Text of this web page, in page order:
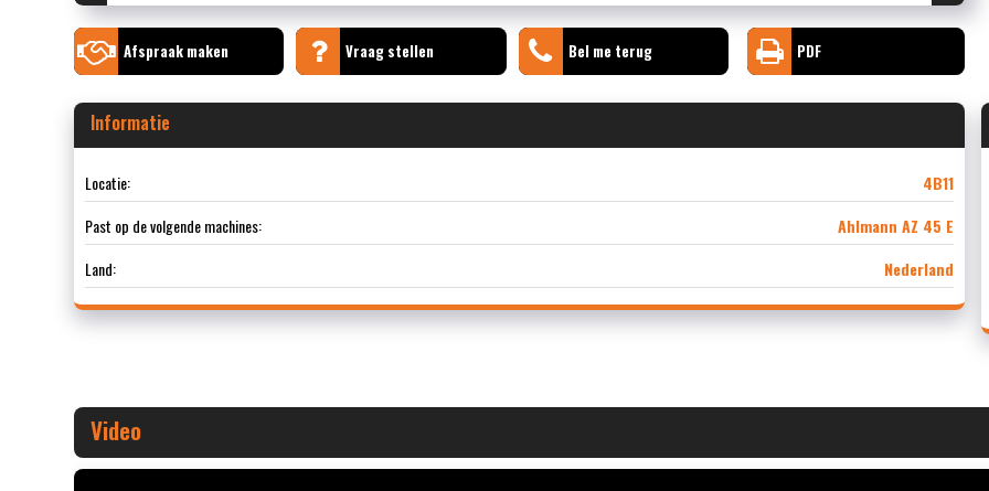
Afspraak maken Vraag stellen Bel me terug PDF
Informatie
Locatie:
4B11
Past op de volgende machines:
Ahlmann AZ 45 E
Land:
Nederland
Video